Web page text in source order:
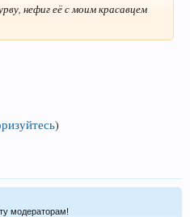
нефиг её с моим красавцем
)
модераторам!